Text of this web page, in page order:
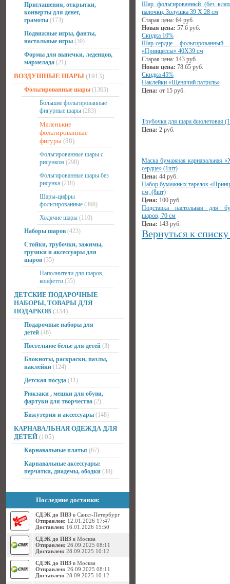
Приглашения, открытки,
конверты для денег,
грамоты (173)
Подвижные игры, фанты,
настольные игры (30)
Формы для выпечки, леденцов,
мармелада (21)
ВОЗДУШНЫЕ ШАРЫ (1913)
Фольгированные шары (1365)
Большие фольгированные
фигурные шары (283)
Маленькие
фольгированные
фигуры (88)
Фольгированные шары с
рисунком (298)
Фольгированные шары без
рисунка (218)
Шары-цифры
фольгированные (368)
Ходячие шары (110)
Наборы шаров (423)
Стойки, трубочки, зажимы,
грузики и аксессуары для
шаров (35)
Наполнители для шаров,
конфетти (35)
ДЕТСКИЕ ПОДАРОЧНЫЕ
НАБОРЫ, ТОВАРЫ ДЛЯ
ПОДАРКОВ (334)
Подарочные наборы для
детей (46)
Постельное белье для детей (3)
Блокноты, раскраски, пазлы,
наклейки (124)
Детская посуда (11)
Рюкзаки , мешки для обуви,
фартуки для творчества (2)
Бижутерия и аксессуары (148)
КАРНАВАЛЬНАЯ ОДЕЖДА ДЛЯ
ДЕТЕЙ (105)
Карнавальные платья (67)
Карнавальные аксессуары:
перчатки, диадемы, ободки (38)
Последние доставки:
СДЭК до ПВЗ в Санкт-Петербург
Отправлен: 12.01.2026 17:47
Доставлен: 16.01.2026 15:50
СДЭК до ПВЗ в Москва
Отправлен: 26.09.2025 08:11
Доставлен: 28.09.2025 10:12
СДЭК до ПВЗ в Москва
Отправлен: 26.09.2025 08:11
Доставлен: 28.09.2025 10:12
Шар фольгированный (без
палочки, Золушка 39 Х 28 см
Старая цена: 64 руб.
Новая цена: 57.6 руб.
Скидка 10%
Шар-сердце фольгированный
«Принцессы» 40Х39 см
Старая цена: 143 руб.
Новая цена: 78.65 руб.
Скидка 45%
Наклейки «Щенячий патруль»
Цена: от 15 руб.
Трубочка для шара фиолетовая
Цена: 2 руб.
Маска бумажная карнавальная
сердце» (1шт)
Цена: 44 руб.
Набор бумажных тарелок
см, (8шт)
Цена: 100 руб.
Подставка настольная для
шаров, 70 см
Цена: 143 руб.
Вернуться к списку